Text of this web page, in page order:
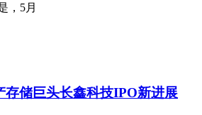
，5月
存储巨头长鑫科技IPO新进展